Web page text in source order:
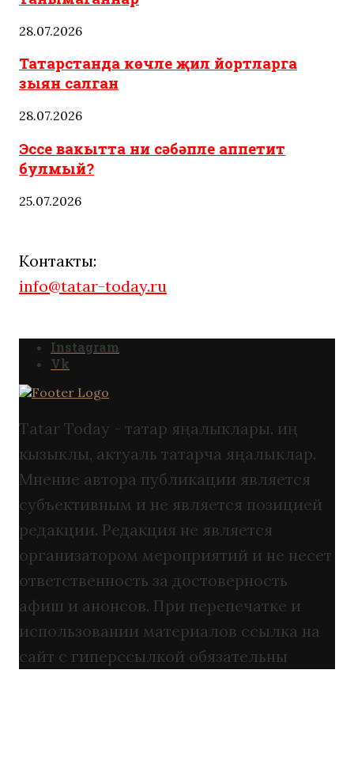
28.07.2026
Татарстанда көчле җил йортларга
зыян салган
28.07.2026
Эссе вакытта ни сәбәпле аппетит
булмый?
25.07.2026
Контакты:
info@tatar-today.ru
Instagram
Vk
Tatar Today - татар яңалыклары. иң
кызыклы, актуаль татарча яңалыклар.
Мнение автора публикации является
субъективным и не является позицией
редакции. Редакция не является
организатором мероприятий и не несет
ответственность за достоверность
афиш и анонсов. При перепечатке и
использовании материалов ссылка на
сайт с гиперссылкой обязательны